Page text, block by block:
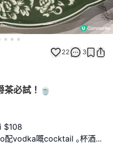
22 3
茶必試！🍵
$108
配vodka嘅cocktail ｡杯酒...